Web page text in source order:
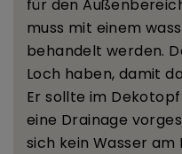
für den Auß
muss mit einem
behandelt werden.
Loch haben, damit
Er sollte im
eine Drainage
sich kein Wasser am